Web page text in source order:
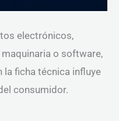
electrónicos,
o software,
la ficha técnica influye
consumidor.